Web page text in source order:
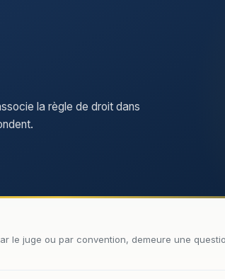
la règle de droit dans
le juge ou par convention, demeure une